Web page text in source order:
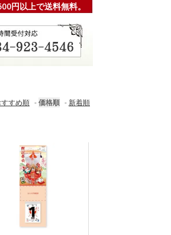
円以上で送料無料。
すすめ順 -価格順 -新着順